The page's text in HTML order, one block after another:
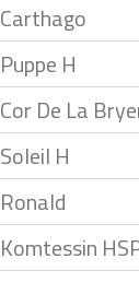
Carthago
Puppe H
Cor De La
Soleil H
Ronald
Komtessin